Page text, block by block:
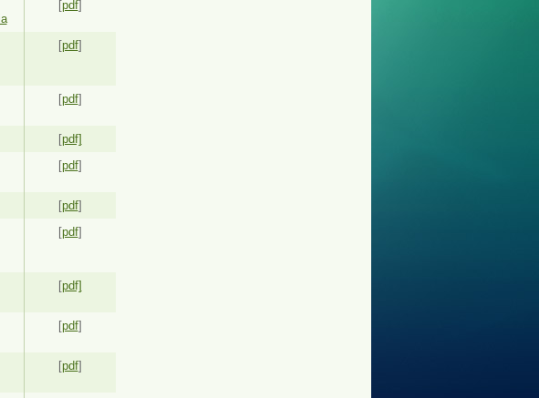
[pdf]
[pdf]
[pdf]
[pdf]
[pdf]
[pdf]
[pdf]
[pdf]
[pdf]
[pdf]